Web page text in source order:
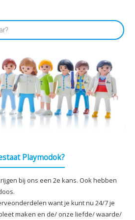
Playmodok?
bij ons een 2e kans. Ook hebben
want je kunt nu 24/7 je
maken en de/ onze liefde/ waarde/